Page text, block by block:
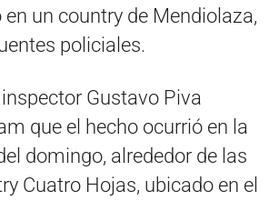
en un country de Mendiolaza,
policiales.
Gustavo Piva
que el hecho ocurrió en la
domingo, alrededor de las
Cuatro Hojas, ubicado en el